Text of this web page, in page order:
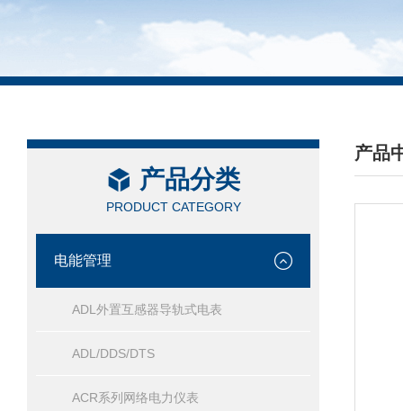
产品分类
PRODUCT CATEGORY
电能管理
ADL外置互感器导轨式电表
ADL/DDS/DTS
ACR系列网络电力仪表
产品
/